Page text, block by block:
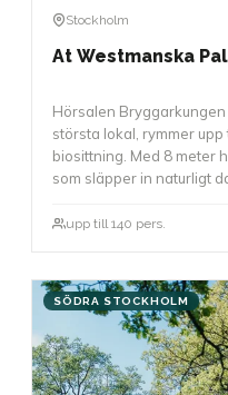
Stockholm
At Westmanska
Hörsalen
största lokal, rymmer
biosittning. Med 8 meter
som släpper in naturligt
paneldebatter. Den
upp till 140 pers.
SÖDRA STOCKHOLM